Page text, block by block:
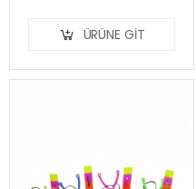
ÜRÜNE GIT